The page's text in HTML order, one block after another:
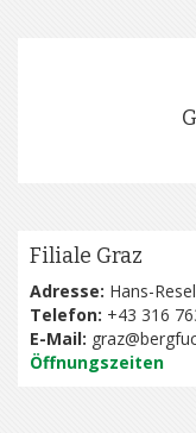
Filiale Graz
Adresse: Hans-
Telefon: +43 316
E-Mail:
Öffnungszeiten